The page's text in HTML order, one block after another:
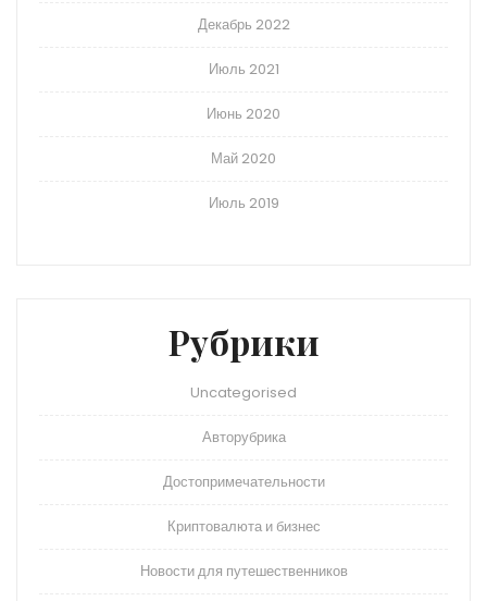
Декабрь 2022
Июль 2021
Июнь 2020
Май 2020
Июль 2019
Рубрики
Uncategorised
Авторубрика
Достопримечательности
Криптовалюта и бизнес
Новости для путешественников